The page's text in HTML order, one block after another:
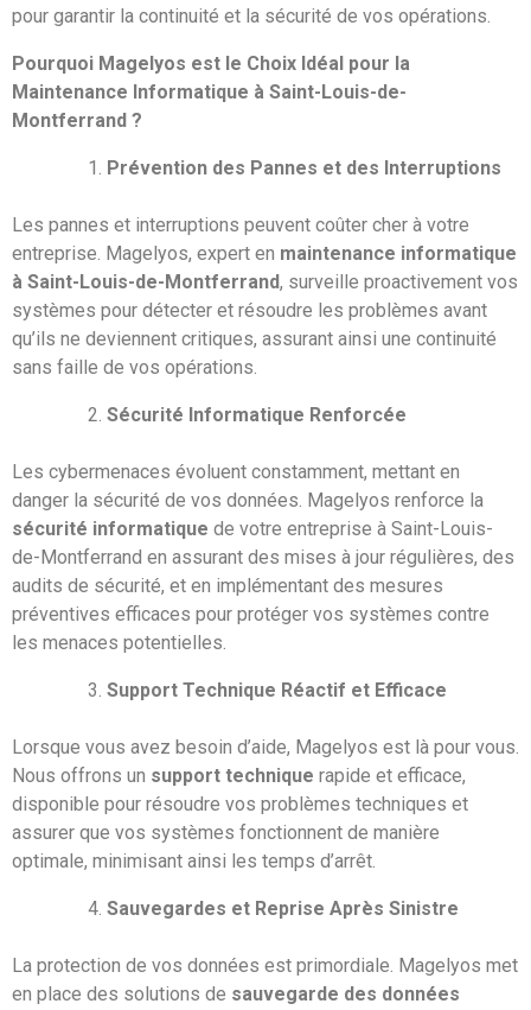
pour garantir la continuité et la sécurité de vos opérations.
Pourquoi Magelyos est le Choix Idéal pour la
Maintenance Informatique à Saint-Louis-de-
Montferrand ?
Prévention des Pannes et des Interruptions
Les pannes et interruptions peuvent coûter cher à votre
entreprise. Magelyos, expert en maintenance informatique
à Saint-Louis-de-Montferrand, surveille proactivement vos
systèmes pour détecter et résoudre les problèmes avant
qu’ils ne deviennent critiques, assurant ainsi une continuité
sans faille de vos opérations.
Sécurité Informatique Renforcée
Les cybermenaces évoluent constamment, mettant en
danger la sécurité de vos données. Magelyos renforce la
sécurité informatique de votre entreprise à Saint-Louis-
de-Montferrand en assurant des mises à jour régulières, des
audits de sécurité, et en implémentant des mesures
préventives efficaces pour protéger vos systèmes contre
les menaces potentielles.
Support Technique Réactif et Efficace
Lorsque vous avez besoin d’aide, Magelyos est là pour vous.
Nous offrons un support technique rapide et efficace,
disponible pour résoudre vos problèmes techniques et
assurer que vos systèmes fonctionnent de manière
optimale, minimisant ainsi les temps d’arrêt.
Sauvegardes et Reprise Après Sinistre
La protection de vos données est primordiale. Magelyos met
en place des solutions de sauvegarde des données